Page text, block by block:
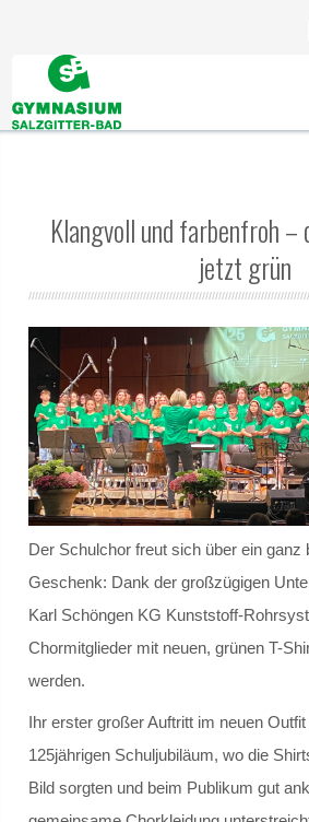
rezept/https://gymszbad.de/elvanse-
AKTUELLES
IServ
Wir helfen gerne weiter
Fanshop des GSB
Präsentation vom 16.2.26
ÜBER UNS
Schüler
Schülersprecher
Kollegium
Schulleitung und Koordinatoren
Mittelstufe
Klangvoll und farbenfroh
jetzt grün
Der Schulchor freut sich über ein ganz
Geschenk: Dank der großzügigen
Karl Schöngen KG Kunststoff-
Chormitglieder mit neuen, grünen T-
werden.
Ihr erster großer Auftritt im neuen
125jährigen Schuljubiläum, wo die
Bild sorgten und beim Publikum gut